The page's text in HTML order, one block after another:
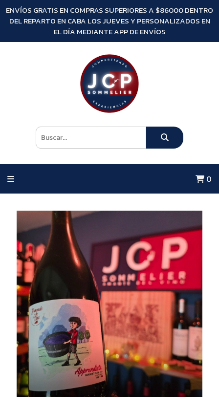
ENVÍOS GRATIS EN COMPRAS SUPERIORES A $86000 DENTRO
DEL REPARTO EN CABA LOS JUEVES Y PERSONALIZADOS EN
EL DÍA MEDIANTE APP DE ENVÍOS
0